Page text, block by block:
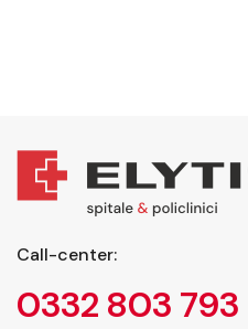
Call-center:
0332 803 793